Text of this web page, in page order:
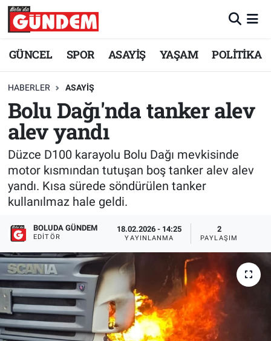
GÜNCEL SPOR ASAYİŞ YAŞAM POLİTİKA
HABERLER ASAYİŞ
Bolu Dağı'nda tanker alev
alev yandı
Düzce D100 karayolu Bolu Dağı mevkisinde
motor kısmından tutuşan boş tanker alev alev
yandı. Kısa sürede söndürülen tanker
kullanılmaz hale geldi.
BOLUDA GÜNDEM
EDITÖR
18.02.2026 - 14:25
YAYINLANMA
2
PAYLAŞIM
Merkez Nöbetçi Eczaneler
Merkez Trafik Yoğunluk Haritası
Süper Lig Puan Durumu ve Fikstür
Tüm Manşetler
Son Dakika Haberleri
Haber Arşivi